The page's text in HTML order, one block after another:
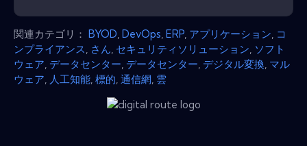
関連カテゴリ： BYOD DevOps ERP アプリケーション コ
ンプライアンス さん セキュリティソリューション ソフト
ウェア データセンター データセンター デジタル変換 マル
ウェア 人工知能 標的 通信網 雲